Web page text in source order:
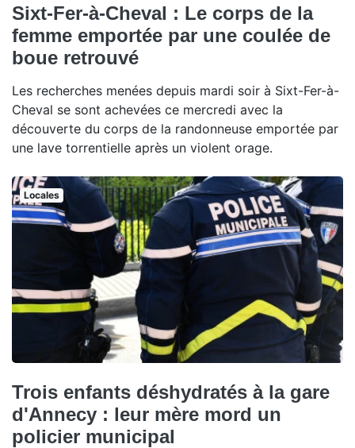
Sixt-Fer-à-Cheval : Le corps de la
femme emportée par une coulée de
boue retrouvé
Les recherches menées depuis mardi soir à Sixt-Fer-à-
Cheval se sont achevées ce mercredi avec la
découverte du corps de la randonneuse emportée par
une lave torrentielle après un violent orage.
Locales
Trois enfants déshydratés à la gare
d'Annecy : leur mère mord un
policier municipal